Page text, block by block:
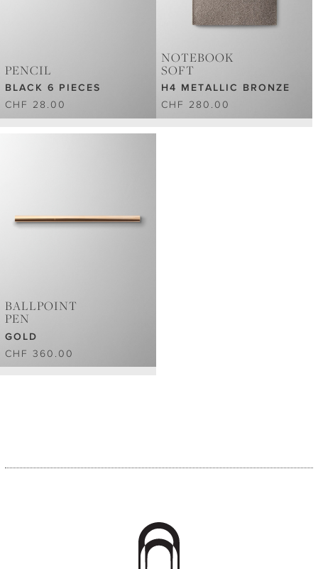
PENCIL
BLACK 6 PIECES
CHF 28.00
NOTEBOOK
SOFT
H4 METALLIC BRONZE
CHF 280.00
BALLPOINT
PEN
GOLD
CHF 360.00